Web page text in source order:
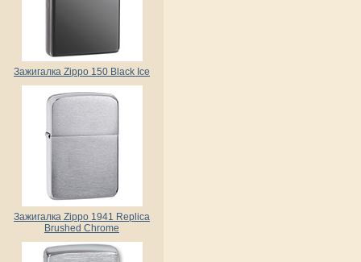
Зажигалка Zippo 150 Black Ice
Зажигалка Zippo 1941 Replica
Brushed Chrome